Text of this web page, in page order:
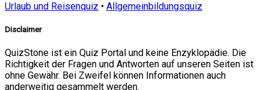
Urlaub und Reisenquiz • Allgemeinbildungsquiz
Disclaimer
QuizStone ist ein Quiz Portal und keine Enzyklopädie. Die
Richtigkeit der Fragen und Antworten auf unseren Seiten ist
ohne Gewähr. Bei Zweifel können Informationen auch
anderweitig gesammelt werden.